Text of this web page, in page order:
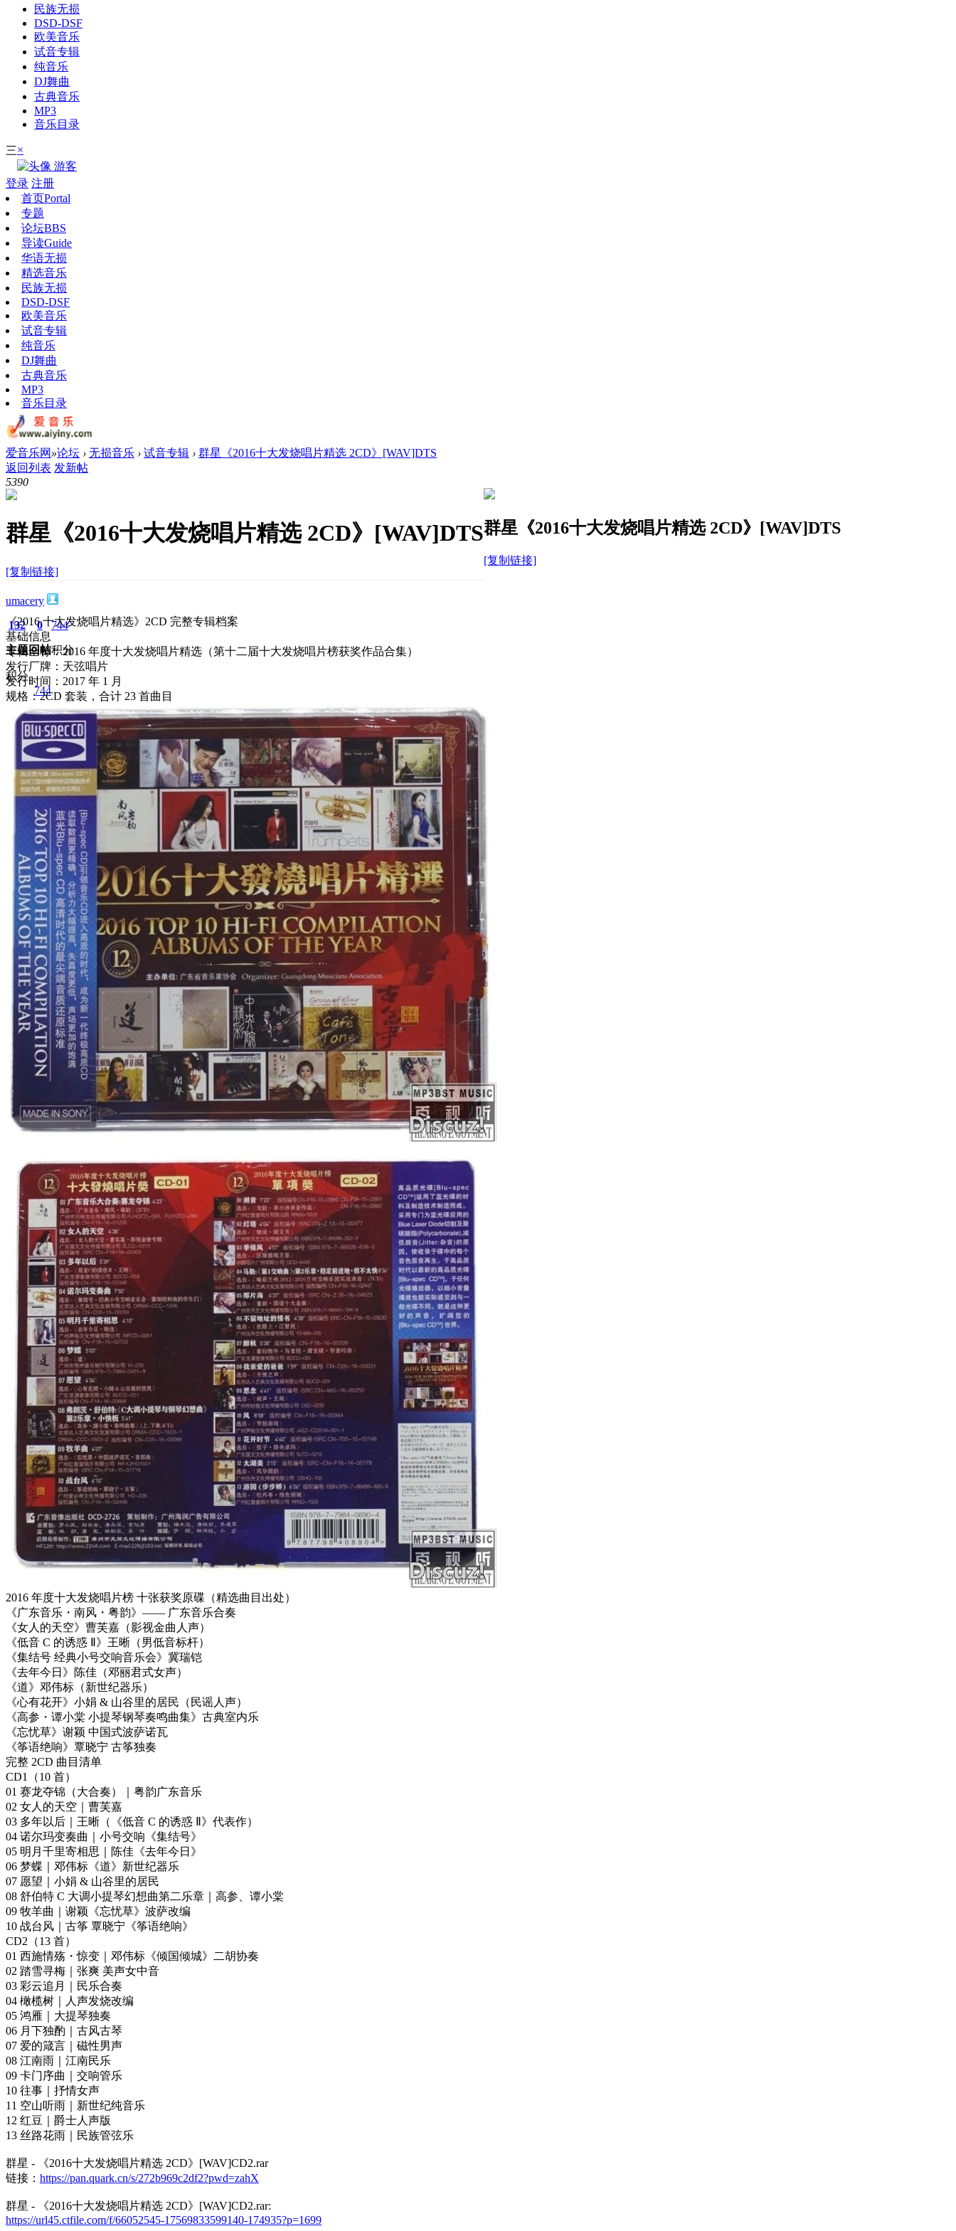
民族无损
DSD-DSF
欧美音乐
试音专辑
纯音乐
DJ舞曲
古典音乐
MP3
音乐目录
三×
游客
登录 注册
首页Portal
专题
论坛BBS
导读Guide
华语无损
精选音乐
民族无损
DSD-DSF
欧美音乐
试音专辑
纯音乐
DJ舞曲
古典音乐
MP3
音乐目录
爱音乐网 »论坛 › 无损音乐 › 试音专辑 › 群星《2016十大发烧唱片精选 2CD》[WAV]DTS
返回列表 发新帖
5390
群星《2016十大发烧唱片精选 2CD》[WAV]DTS
[复制链接]
群星《2016十大发烧唱片精选 2CD》[WAV]DTS
[复制链接]
umacery
132
主题
0
回帖
744
积分
积分
744
2026-7-3 20:08:15 / 显示全部楼层 /阅读模式
0
《2016 十大发烧唱片精选》2CD 完整专辑档案
基础信息
专辑全称：2016 年度十大发烧唱片精选（第十二届十大发烧唱片榜获奖作品合集）
发行厂牌：天弦唱片
发行时间：2017 年 1 月
规格：2CD 套装，合计 23 首曲目
2016 年度十大发烧唱片榜 十张获奖原碟（精选曲目出处）
《广东音乐・南风・粤韵》—— 广东音乐合奏
《女人的天空》曹芙嘉（影视金曲人声）
《低音 C 的诱惑 Ⅱ》王晰（男低音标杆）
《集结号 经典小号交响音乐会》冀瑞铠
《去年今日》陈佳（邓丽君式女声）
《道》邓伟标（新世纪器乐）
《心有花开》小娟 & 山谷里的居民（民谣人声）
《高参・谭小棠 小提琴钢琴奏鸣曲集》古典室内乐
《忘忧草》谢颖 中国式波萨诺瓦
《筝语绝响》覃晓宁 古筝独奏
完整 2CD 曲目清单
CD1（10 首）
01 赛龙夺锦（大合奏）｜粤韵广东音乐
02 女人的天空｜曹芙嘉
03 多年以后｜王晰（《低音 C 的诱惑 Ⅱ》代表作）
04 诺尔玛变奏曲｜小号交响《集结号》
05 明月千里寄相思｜陈佳《去年今日》
06 梦蝶｜邓伟标《道》新世纪器乐
07 愿望｜小娟 & 山谷里的居民
08 舒伯特 C 大调小提琴幻想曲第二乐章｜高参、谭小棠
09 牧羊曲｜谢颖《忘忧草》波萨改编
10 战台风｜古筝 覃晓宁《筝语绝响》
CD2（13 首）
01 西施情殇・惊变｜邓伟标《倾国倾城》二胡协奏
02 踏雪寻梅｜张爽 美声女中音
03 彩云追月｜民乐合奏
04 橄榄树｜人声发烧改编
05 鸿雁｜大提琴独奏
06 月下独酌｜古风古琴
07 爱的箴言｜磁性男声
08 江南雨｜江南民乐
09 卡门序曲｜交响管乐
10 往事｜抒情女声
11 空山听雨｜新世纪纯音乐
12 红豆｜爵士人声版
13 丝路花雨｜民族管弦乐
群星 - 《2016十大发烧唱片精选 2CD》[WAV]CD2.rar
链接： https://pan.quark.cn/s/272b969c2df2?pwd=zahX
群星 - 《2016十大发烧唱片精选 2CD》[WAV]CD2.rar:
https://url45.ctfile.com/f/66052545-17569833599140-174935?p=1699